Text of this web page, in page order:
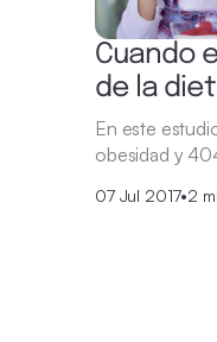
Cuando
de la
En este
obesidad y
07 Jul 2017•2